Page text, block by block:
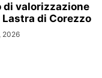
di valorizzazione
di Corezzo
2026